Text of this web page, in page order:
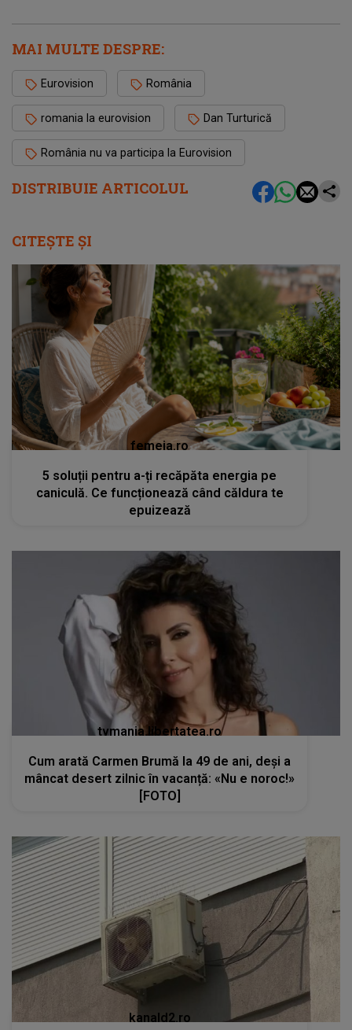
DISTRIBUIE ARTICOLUL
MAI MULTE DESPRE:
Eurovision România
romania la eurovision Dan Turturică
România nu va participa la Eurovision
CITEȘTE ȘI
femeia.ro
5 soluții pentru a-ți recăpăta energia pe
caniculă. Ce funcționează când căldura te
epuizează
tvmania.libertatea.ro
Cum arată Carmen Brumă la 49 de ani, deși a
mâncat desert zilnic în vacanță: «Nu e noroc!»
[FOTO]
kanald2.ro